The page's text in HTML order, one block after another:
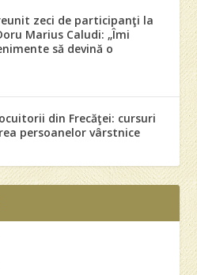
zeci de participanţi la
Marius Caludi: „Îmi
să devină o
din Frecăţei: cursuri
persoanelor vârstnice